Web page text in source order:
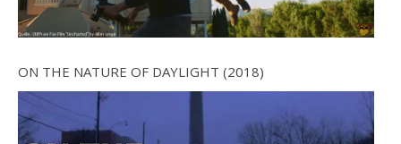
ON THE NATURE OF DAYLIGHT (2018)